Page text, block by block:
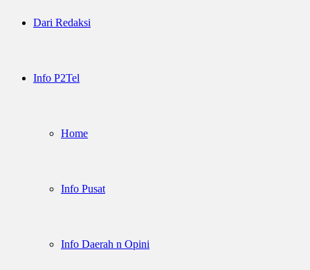
Dari Redaksi
Info P2Tel
Home
Info Pusat
Info Daerah n Opini